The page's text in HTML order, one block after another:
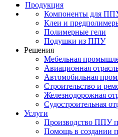
Продукция
Компоненты для
Клеи и
Полимерные гели
Подушки из ППУ
Решения
Мебельная
Авиационная
Автомобильная
Строительство и
Железнодорожная
Судостроительная
Услуги
Производство ППУ
Помощь в создании